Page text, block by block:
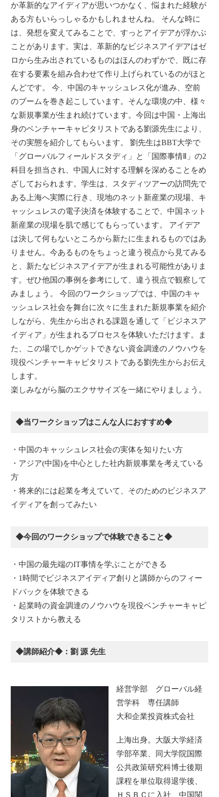
か革新的なアイディアが思いつかなく、悩まれた経験が
ある方もいらっしゃるかもしれませんね。 そんな時に
は、発想を変えてみることで、すっとアイデアが浮かぶ
ことがあります。実は、革新的なビジネスアイデアはゼ
ロから生み出されているものはほんのわずかで、既に存
在する要素を組み合わせて作り上げられているのがほと
んどです。 今、中国のキャッシュレス化が進み、空前
のブームを巻き起こしています。そんな環境の中、様々
な新規事業が生まれ続けています。今回は中国・上海出
身のベンチャーキャピタリストである劉源先生により、
その実態を紹介してもらいます。 劉先生はBBT大学で
「グローバルフィールドスタディ」と「国際事情Ⅱ」の2
科目を担当され、中国人に対する理解を深めることをめ
ざしておられます。学生は、スタディツアーの訪問先で
ある上海へ実際に行き、現地のネット新産業の現場、キ
ャッシュレスの電子決済を体験することで、中国ネット
新産業の現場を肌で感じてもらっています。 アイデア
は決して何もないところから新たに生まれるものではあ
りません。今あるものをちょっと違う視点から見てみる
と、新たなビジネスアイデアが生まれる可能性がありま
す。ぜひ他国の事例を参考にして、違う視点で観察して
みましょう。 今回のワークショップでは、中国のキャ
ッシュレス社会を舞台に次々に生まれた新規事業を紹介
しながら、先生から出される課題を通して「ビジネスア
イディア」が生まれるプロセスを体験いただけます。ま
た、この場でしかゲットできない資金調達のノウハウを
現役ベンチャーキャピタリストである劉先生からお伝え
します。
楽しみながら脳のエクササイズを一緒にやりましょう。
◆当ワークショップはこんな人におすすめ◆
・中国のキャッシュレス社会の実体を知りたい方
・アジア(中国)を中心とした社内新規事業を考えている
方
・将来的には起業を考えていて、そのためのビジネスア
イディアを創ってみたい
◆今回のワークショップで体験できること◆
・中国の最先端のIT事情を学ぶことができる
・1時間でビジネスアイディア創りと講師からのフィー
ドバックを体験できる
・起業時の資金調達のノウハウを現役ベンチャーキャピ
タリストから教える
◆講師紹介◆：劉 源 先生
経営学部 グローバル経
営学科 専任講師
大和企業投資株式会社
上海出身。大阪大学経済
学部卒業、同大学院国際
公共政策研究科博士後期
課程を単位取得退学後、
ＨＳＢＣに入社、中国関